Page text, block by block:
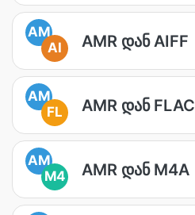
AM
AI
AMR დან AIFF
AM
FL
AMR დან FLAC
AM
M4
AMR დან M4A